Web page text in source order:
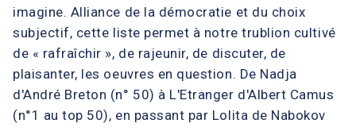
imagine. Alliance de la démocratie et du choix
subjectif, cette liste permet à notre trublion cultivé
de « rafraîchir », de rajeunir, de discuter, de
plaisanter, les oeuvres en question. De Nadja
d'André Breton (n° 50) à L'Etranger d'Albert Camus
(n°1 au top 50), en passant par Lolita de Nabokov